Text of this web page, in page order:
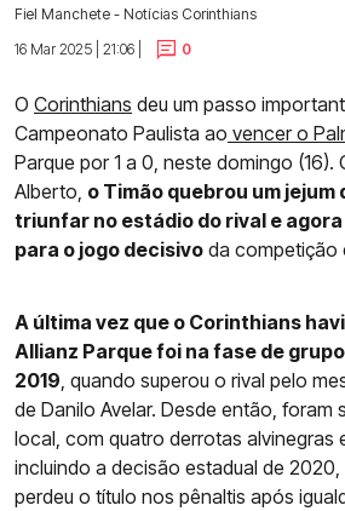
Fiel Manchete - Notícias Corinthians
16 Mar 2025 | 21:06 |
0
O Corinthians deu um passo
Campeonato Paulista ao vencer o
Parque por 1 a 0, neste domingo (16).
Alberto, o Timão quebrou um jejum
triunfar no estádio do rival e
para o jogo decisivo da competição
A última vez que o Corinthians
Allianz Parque foi na fase de
2019, quando superou o rival pelo
de Danilo Avelar. Desde então, foram
local, com quatro derrotas alvinegras
incluindo a decisão estadual de
perdeu o título nos pênaltis após